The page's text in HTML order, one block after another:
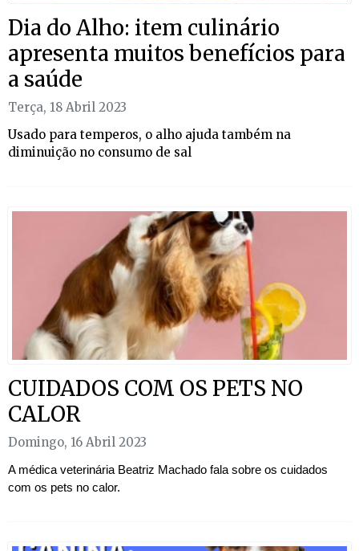
Dia do Alho: item culinário
apresenta muitos benefícios para
a saúde
Terça, 18 Abril 2023
Usado para temperos, o alho ajuda também na
diminuição no consumo de sal
CUIDADOS COM OS PETS NO
CALOR
Domingo, 16 Abril 2023
A médica veterinária Beatriz Machado fala sobre os cuidados
com os pets no calor.